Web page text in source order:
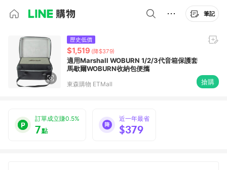
筆記
歷史低價
$1,519 (降$379)
適用Marshall WOBURN 1/2/3代音箱保護套
馬歇爾WOBURN收納包便攜
東森購物 ETMall 搶購
訂單成立賺0.5%
7點
近一年最省
$379